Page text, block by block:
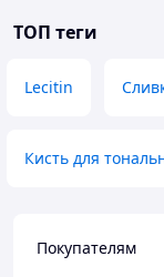
ТОП теги
Lecitin
Кисть для
Покупателям